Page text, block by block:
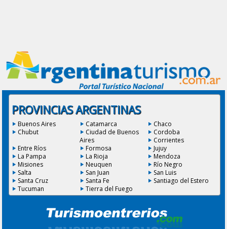
PROVINCIAS ARGENTINAS
Buenos Aires Catamarca
Chaco
Chubut
Ciudad de Buenos
Aires
Cordoba
Corrientes
Entre Ríos
Formosa
Jujuy
La Pampa
La Rioja
Mendoza
Misiones
Neuquen
Río Negro
Salta
San Juan
San Luis
Santa Cruz
Santa Fe
Santiago del Estero
Tucuman
Tierra del Fuego